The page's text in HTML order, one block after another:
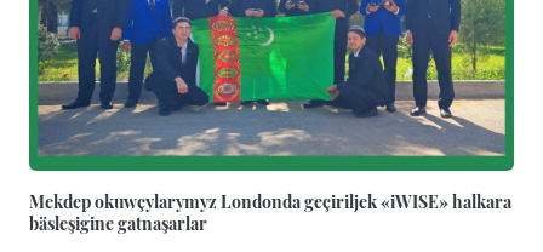
Mekdep okuwçylarymyz Londonda geçiriljek «iWISE» halkara
bäsleşigine gatnaşarlar